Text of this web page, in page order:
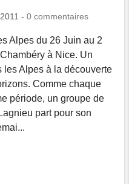
- 0 commentaires
Alpes du 26 Juin au 2
à Nice. Un
les Alpes à la découverte
Comme chaque
période, un groupe de
part pour son